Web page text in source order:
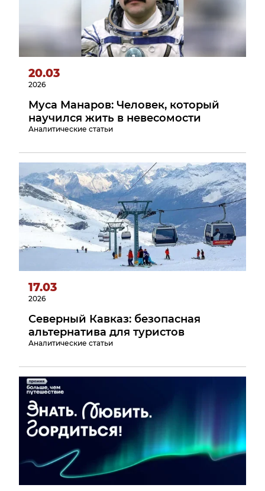
20.03
2026
Муса Манаров: Человек, который
научился жить в невесомости
Аналитические статьи
17.03
2026
Северный Кавказ: безопасная
альтернатива для туристов
Аналитические статьи